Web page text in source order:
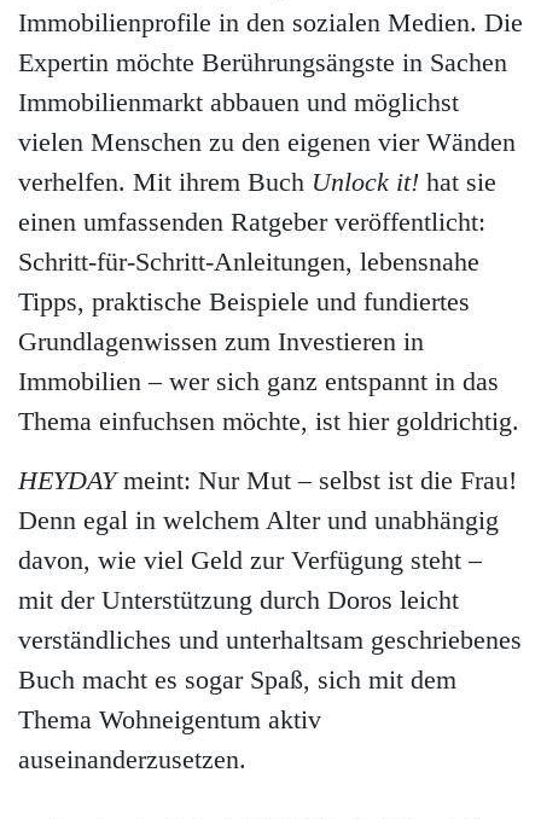
Immobilienprofile in den sozialen Medien. Die
Expertin möchte Berührungsängste in Sachen
Immobilienmarkt abbauen und möglichst
vielen Menschen zu den eigenen vier Wänden
verhelfen. Mit ihrem Buch Unlock it! hat sie
einen umfassenden Ratgeber veröffentlicht:
Schritt-für-Schritt-Anleitungen, lebensnahe
Tipps, praktische Beispiele und fundiertes
Grundlagenwissen zum Investieren in
Immobilien – wer sich ganz entspannt in das
Thema einfuchsen möchte, ist hier goldrichtig.
HEYDAYmeint: Nur Mut – selbst ist die Frau!
Denn egal in welchem Alter und unabhängig
davon, wie viel Geld zur Verfügung steht –
mit der Unterstützung durch Doros leicht
verständliches und unterhaltsam geschriebenes
Buch macht es sogar Spaß, sich mit dem
Thema Wohneigentum aktiv
auseinanderzusetzen.